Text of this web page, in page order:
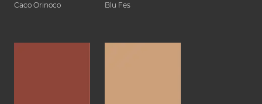
Caco Orinoco Blu Fes